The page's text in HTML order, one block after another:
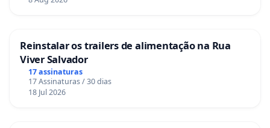
Reinstalar os trailers de alimentação na Rua
Viver Salvador
17 assinaturas
17 Assinaturas / 30 dias
18 Jul 2026